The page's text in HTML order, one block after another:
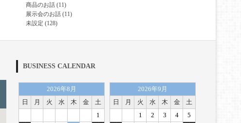
商品のお話 (11)
展示会のお話 (11)
未設定 (128)
BUSINESS CALENDAR
2026年8月
日
月 火 水 木 金
土
1
2026年9月
日
月 火 水 木 金
土
1
2 3 4
5